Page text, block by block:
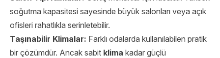
soğutma kapasitesi sayesinde büyük salonları veya açık
ofisleri rahatlıkla serinletebilir.
Taşınabilir Klimalar: Farklı odalarda kullanılabilen pratik
bir çözümdür. Ancak sabit klima kadar güçlü